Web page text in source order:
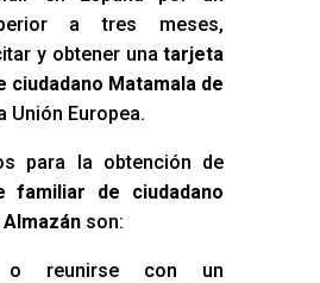
a tres meses,
y obtener unatarjeta
ciudadano Matamala de
Unión Europea.
para la obtención de
familiar de ciudadano
son:
o reunirse con un